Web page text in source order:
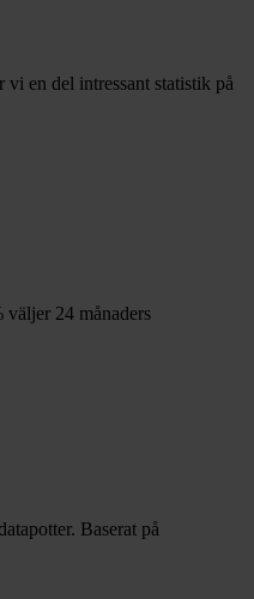
en del intressant statistik på
väljer 24 månaders
Baserat på